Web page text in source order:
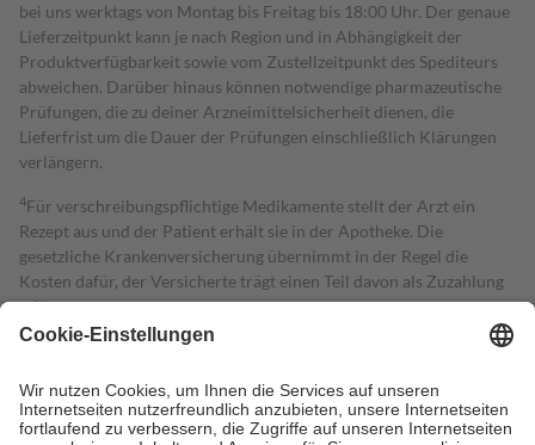
bei uns werktags von Montag bis Freitag bis 18:00 Uhr. Der genaue
Lieferzeitpunkt kann je nach Region und in Abhängigkeit der
Produktverfügbarkeit sowie vom Zustellzeitpunkt des Spediteurs
abweichen. Darüber hinaus können notwendige pharmazeutische
Prüfungen, die zu deiner Arzneimittelsicherheit dienen, die
Lieferfrist um die Dauer der Prüfungen einschließlich Klärungen
verlängern.
4Für verschreibungspflichtige Medikamente stellt der Arzt ein
Rezept aus und der Patient erhält sie in der Apotheke. Die
gesetzliche Krankenversicherung übernimmt in der Regel die
Kosten dafür, der Versicherte trägt einen Teil davon als Zuzahlung
mit.
Grundsätzlich leisten Mitglieder Zuzahlungen in Höhe von zehn
höchstens zehn Euro.
Es sind jedoch nie mehr als die tatsächlichen
Kosten der Leistung zu entrichten.
Diese Regeln gelten grundsätzlich auch für Online-Apotheken.